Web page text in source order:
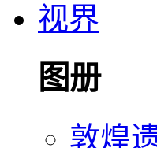
视界
图册
敦煌